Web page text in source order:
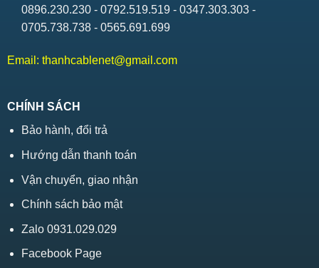
0896.230.230 - 0792.519.519 - 0347.303.303 -
0705.738.738 - 0565.691.699
Email: thanhcablenet@gmail.com
CHÍNH SÁCH
Bảo hành, đổi trả
Hướng dẫn thanh toán
Vận chuyển, giao nhận
Chính sách bảo mật
Zalo 0931.029.029
Facebook Page